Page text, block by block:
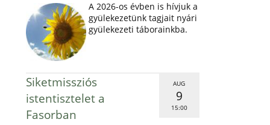
A 2026-os évben is hívjuk a
gyülekezetünk tagjait nyári
gyülekezeti táborainkba.
AUG
9
15:00
Siketmissziós
istentisztelet a
Fasorban